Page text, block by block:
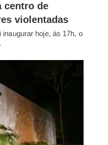
centro de
violentadas
hoje, às 17h, o